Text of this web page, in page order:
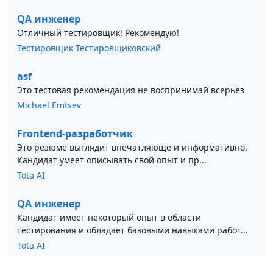
QA инженер
Отличный тестировщик! Рекомендую!
Тестировщик Тестировщиковский
asf
Это тестовая рекомендация не воспринимай всерьёз
Michael Emtsev
Frontend-разработчик
Это резюме выглядит впечатляюще и информативно.
Кандидат умеет описывать свой опыт и пр...
Tota AI
QA инженер
Кандидат имеет некоторый опыт в области
тестирования и обладает базовыми навыками работ...
Tota AI